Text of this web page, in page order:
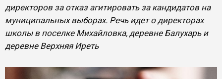
директоров за отказ агитировать за кандидатов на
муниципальных выборах. Речь идет о директорах
школы в поселке Михайловка, деревне Балухарь и
деревне Верхняя Иреть